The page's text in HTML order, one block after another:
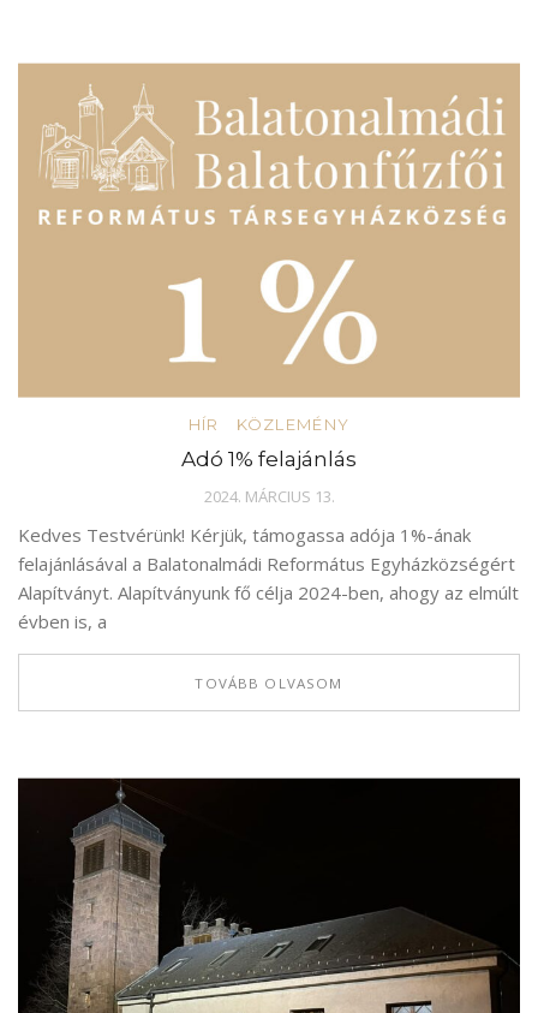
HÍR KÖZLEMÉNY
Adó 1% felajánlás
2024. MÁRCIUS 13.
Kedves Testvérünk! Kérjük, támogassa adója 1%-ának
felajánlásával a Balatonalmádi Református Egyházközségért
Alapítványt. Alapítványunk fő célja 2024-ben, ahogy az elmúlt
évben is, a
TOVÁBB OLVASOM